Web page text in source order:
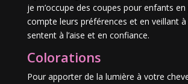
je m’occupe des coupes pour enfants
compte leurs préférences et en veillant à
sentent à l’aise et en confiance.
Colorations
Pour apporter de la lumière à votre